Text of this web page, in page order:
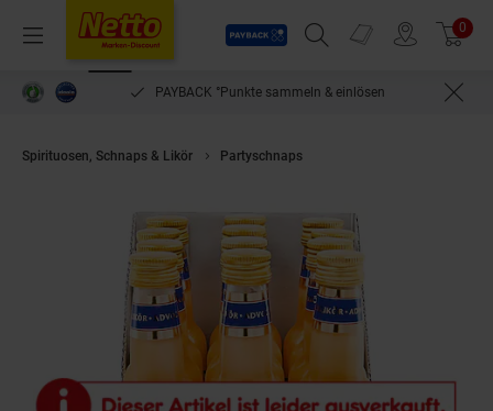
Menü
Payback
Suchfeld einblenden
Prospekte 0
PAYBACK °Punkte sammeln & einlösen
Spirituosen, Schnaps & Likör Partyschnaps